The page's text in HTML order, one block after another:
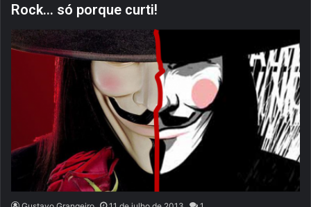
Rock… só porque curti!